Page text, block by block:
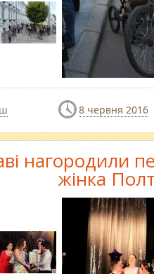
8 червня 2016
нагородили
жінка